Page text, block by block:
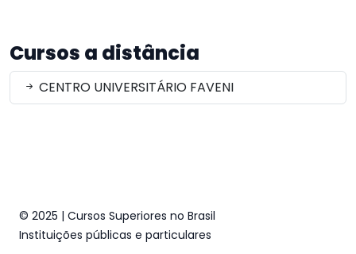
Cursos a distância
CENTRO UNIVERSITÁRIO FAVENI
© 2025 | Cursos Superiores no Brasil
Instituições públicas e particulares